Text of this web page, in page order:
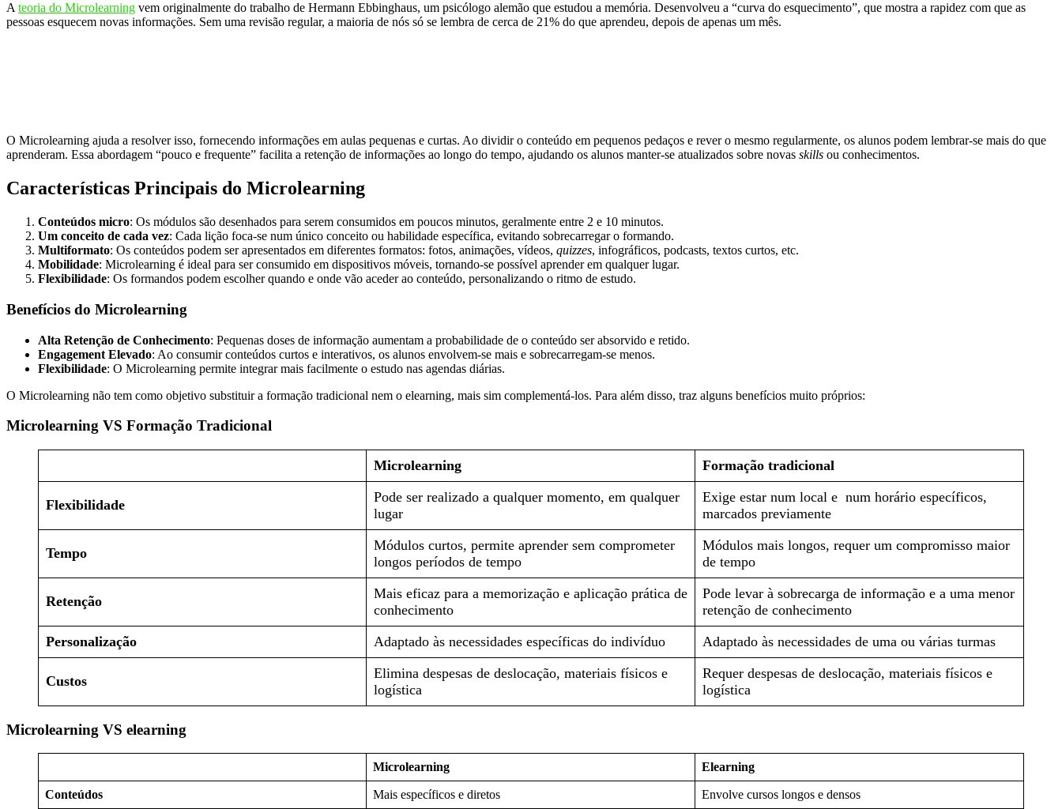
A teoria do Microlearning vem originalmente do trabalho de Hermann Ebbinghaus, um psicólogo alemão que estudou a memória. Desenvolveu a “curva do esquecimento”, que mostra a rapidez com que as
pessoas esquecem novas informações. Sem uma revisão regular, a maioria de nós só se lembra de cerca de 21% do que aprendeu, depois de apenas um mês.
O Microlearning ajuda a resolver isso, fornecendo informações em aulas pequenas e curtas. Ao dividir o conteúdo em pequenos pedaços e rever o mesmo regularmente, os alunos podem lembrar-se mais do que
aprenderam. Essa abordagem “pouco e frequente” facilita a retenção de informações ao longo do tempo, ajudando os alunos manter-se atualizados sobre novas skills ou conhecimentos.
Características Principais do Microlearning
Conteúdos micro: Os módulos são desenhados para serem consumidos em poucos minutos, geralmente entre 2 e 10 minutos.
Um conceito de cada vez: Cada lição foca-se num único conceito ou habilidade específica, evitando sobrecarregar o formando.
Multiformato: Os conteúdos podem ser apresentados em diferentes formatos: fotos, animações, vídeos, quizzes, infográficos, podcasts, textos curtos, etc.
Mobilidade: Microlearning é ideal para ser consumido em dispositivos móveis, tornando-se possível aprender em qualquer lugar.
Flexibilidade: Os formandos podem escolher quando e onde vão aceder ao conteúdo, personalizando o ritmo de estudo.
Benefícios do Microlearning
Alta Retenção de Conhecimento: Pequenas doses de informação aumentam a probabilidade de o conteúdo ser absorvido e retido.
Engagement Elevado: Ao consumir conteúdos curtos e interativos, os alunos envolvem-se mais e sobrecarregam-se menos.
Flexibilidade: O Microlearning permite integrar mais facilmente o estudo nas agendas diárias.
O Microlearning não tem como objetivo substituir a formação tradicional nem o elearning, mais sim complementá-los. Para além disso, traz alguns benefícios muito próprios:
Microlearning VS Formação Tradicional
Microlearning Formação tradicional
Flexibilidade
Pode ser realizado a qualquer momento, em qualquer
lugar
Exige estar num local e num horário específicos,
marcados previamente
Tempo
Módulos curtos, permite aprender sem comprometer
longos períodos de tempo
Módulos mais longos, requer um compromisso maior
de tempo
Retenção
Mais eficaz para a memorização e aplicação prática de
conhecimento
Pode levar à sobrecarga de informação e a uma menor
retenção de conhecimento
Personalização
Adaptado às necessidades específicas do indivíduo Adaptado às necessidades de uma ou várias turmas
Custos
Elimina despesas de deslocação, materiais físicos e
logística
Requer despesas de deslocação, materiais físicos e
logística
Microlearning VS elearning
Microlearning Elearning
Conteúdos Mais específicos e diretos Envolve cursos longos e densos